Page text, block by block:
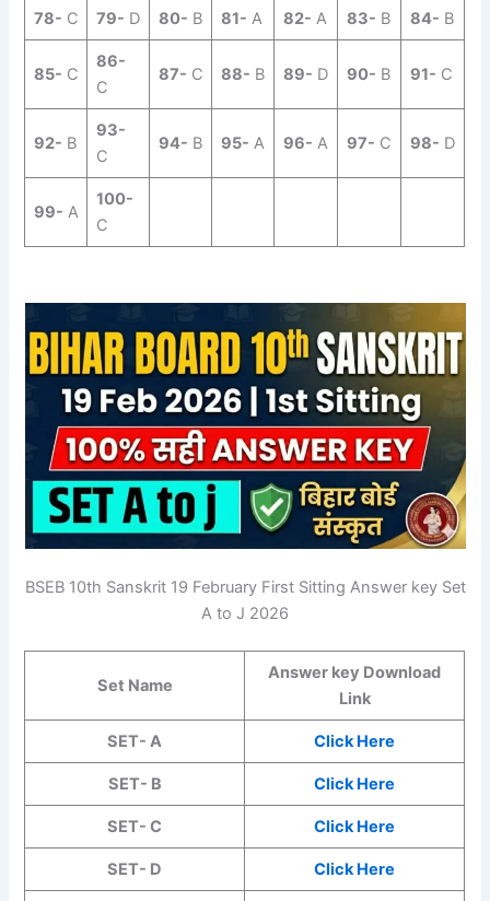
78- C 79- D 80- B 81- A 82- A 83- B 84- B
85- C
86-
C
87- C 88- B 89- D 90- B 91- C
92- B
93-
C
94- B 95- A 96- A 97- C 98- D
99- A
100-
C
BSEB 10th Sanskrit 19 February First Sitting Answer key Set
A to J 2026
Set Name
Answer key Download
Link
SET- A Click Here
SET- B Click Here
SET- C Click Here
SET- D Click Here